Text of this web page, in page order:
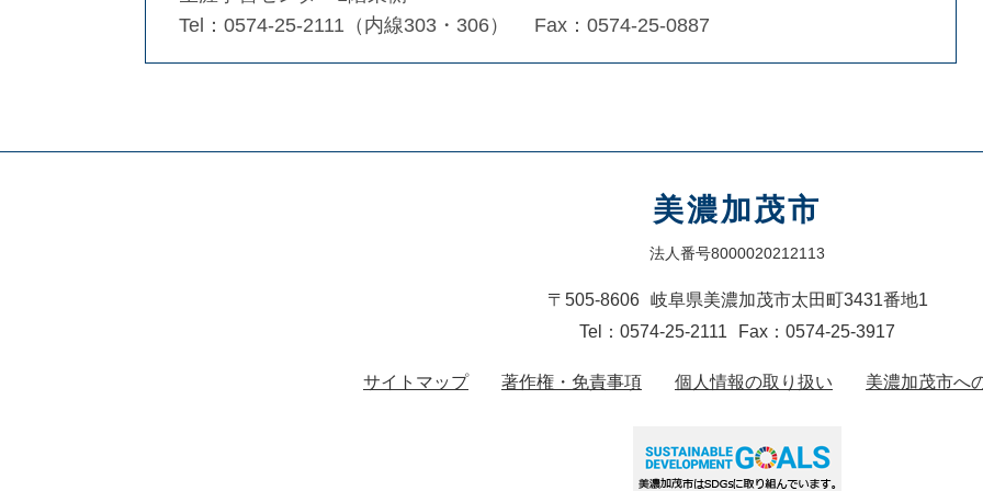
Tel：0574-25-2111（内線303・306）
Fax：0574-25-0887
美濃加茂市
法人番号8000020212113
〒505-8606
岐阜県美濃加茂市太田町3431番地1
Tel：0574-25-2111
Fax：0574-25-3917
サイトマップ 著作権・免責事項 個人情報の取り扱い 美濃加茂市へ